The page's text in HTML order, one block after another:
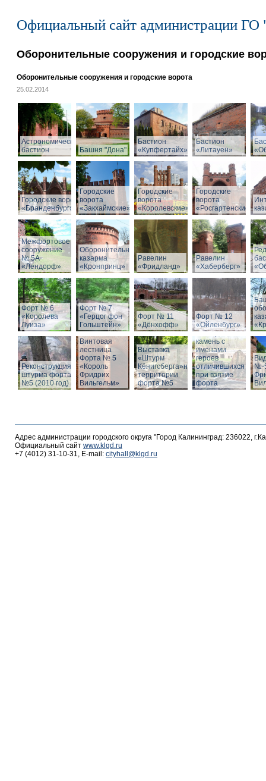
Официальный сайт администрации ГО
Оборонительные сооружения и городские
Оборонительные сооружения и городские ворота
25.02.2014
Астрономический
бастион
Башня "Дона"
Бастион
«Купфертайх»
Бастион
«Литауен»
Городские ворота
«Бранденбургские»
Городские
ворота
«Закхаймские»
Городские
ворота
«Королевские»
Городские
ворота
«Росгартенские»
Межфортовое
сооружение
№ 5А
«Лендорф»
Оборонительная
казарма
«Кронпринц»
Равелин
«Фридланд»
Равелин
«Хаберберг»
Форт № 6
«Королева
Луиза»
Форт № 7
«Герцог фон
Гольштейн»
Форт № 11
«Дёнхофф»
Форт № 12
«Ойленбург»
Реконструкция
штурма форта
№5 (2010 год)
Винтовая
лестница
Форта № 5
«Король
Фридрих
Вильгельм»
Выставка
«Штурм
Кёнигсберга»на
территории
форта №5
Мемориальный
камень с
именами
героев
отличившихся
при взятие
форта
№-
Адрес администрации городского округа "Город Калининград: 236022,
Официальный сайт www.klgd.ru
+7 (4012) 31-10-31, E-mail: cityhall@klgd.ru